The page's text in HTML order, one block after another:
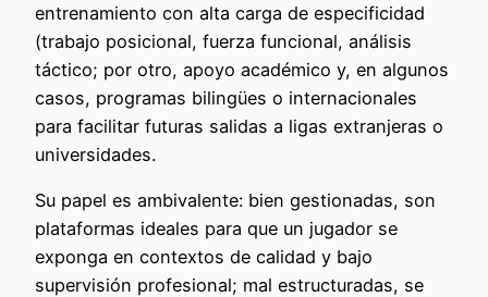
entrenamiento con alta carga de especificidad
(trabajo posicional, fuerza funcional, análisis
táctico; por otro, apoyo académico y, en algunos
casos, programas bilingües o internacionales
para facilitar futuras salidas a ligas extranjeras o
universidades.
Su papel es ambivalente: bien gestionadas, son
plataformas ideales para que un jugador se
exponga en contextos de calidad y bajo
supervisión profesional; mal estructuradas, se